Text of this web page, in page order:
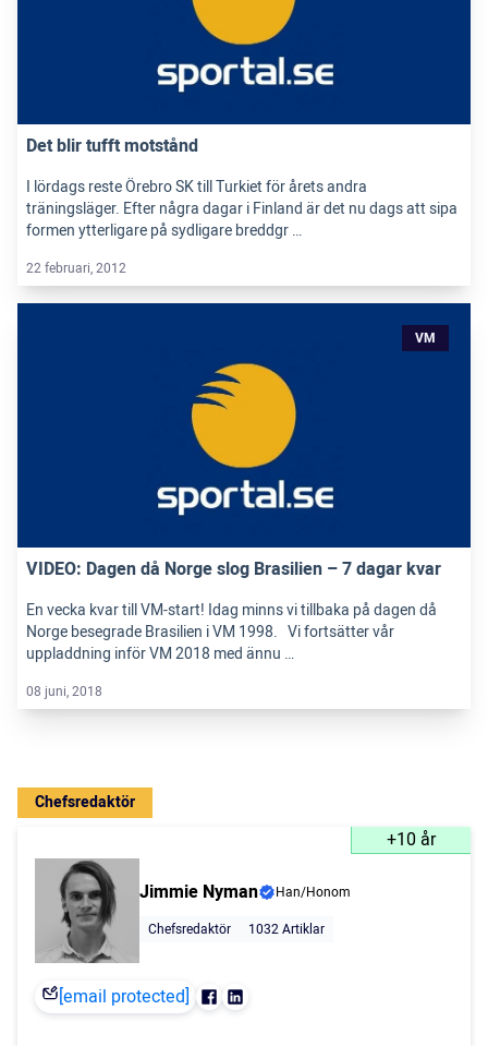
Det blir tufft motstånd
I lördags reste Örebro SK till Turkiet för årets andra
träningsläger. Efter några dagar i Finland är det nu dags att sipa
formen ytterligare på sydligare breddgr …
22 februari, 2012
VM
VIDEO: Dagen då Norge slog Brasilien – 7 dagar kvar
En vecka kvar till VM-start! Idag minns vi tillbaka på dagen då
Norge besegrade Brasilien i VM 1998. Vi fortsätter vår
uppladdning inför VM 2018 med ännu …
08 juni, 2018
Chefsredaktör
+10 år
Jimmie Nyman
Han/Honom
Chefsredaktör
1032 Artiklar
[email protected]